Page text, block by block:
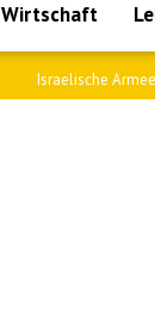
Wirtschaft
Israelische